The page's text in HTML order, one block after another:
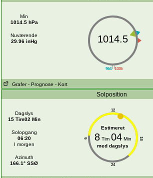
Min
1014.5 hPa
Nuværende
29.96 inHg
||
964 1036
1014.5
Grafer - Prognose - Kort
Solposition
Dagslys
15 Tim02 Min
Solopgang
06:20
I morgen
Azimuth
166.1° SSØ
12
24
6 18
Estimeret
8Tim 04Min
med dagslys